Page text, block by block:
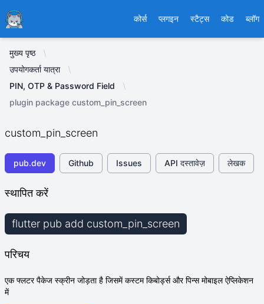
Ducafecat कोर्स प्लगइन स्टैट्स कोड ब्लॉग
मुख्य पृष्ठ
उपयोगकर्ता यात्रा
PIN, OTP & Password Field
plugin package custom_pin_screen
custom_pin_screen
pub.dev Github Issues API दस्तावेज़ लेखक
स्थापित करें
flutter pub add custom_pin_screen
परिचय
एक फ्लटर पैकेज स्क्रीन जोड़ता है जिसमें कस्टम किबोर्ड्स और पिन्स मोबाइल ऐप्लिकेशन
में